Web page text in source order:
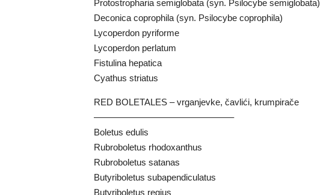
Protostropharia semiglobata (syn. Psilocybe semiglobata)
Deconica coprophila (syn. Psilocybe coprophila)
Lycoperdon pyriforme
Lycoperdon perlatum
Fistulina hepatica
Cyathus striatus
RED BOLETALES – vrganjevke, čavlići, krumpirače
———————————————–
Boletus edulis
Rubroboletus rhodoxanthus
Rubroboletus satanas
Butyriboletus subapendiculatus
Butyriboletus regius